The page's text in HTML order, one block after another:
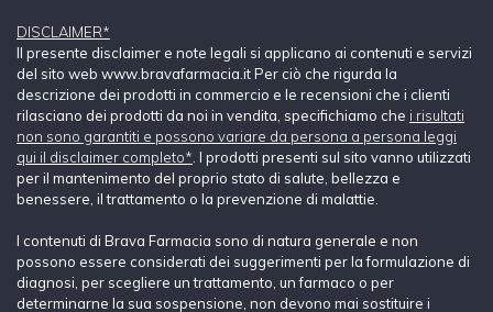
DISCLAIMER*
Il presente disclaimer e note legali si applicano ai contenuti e servizi
del sito web www.bravafarmacia.it Per ciò che rigurda la
descrizione dei prodotti in commercio e le recensioni che i clienti
rilasciano dei prodotti da noi in vendita, specifichiamo che i risultati
non sono garantiti e possono variare da persona a persona leggi
qui il disclaimer completo* . I prodotti presenti sul sito vanno utilizzati
per il mantenimento del proprio stato di salute, bellezza e
benessere, il trattamento o la prevenzione di malattie.
I contenuti di Brava Farmacia sono di natura generale e non
possono essere considerati dei suggerimenti per la formulazione di
diagnosi, per scegliere un trattamento, un farmaco o per
determinarne la sua sospensione, non devono mai sostituire i